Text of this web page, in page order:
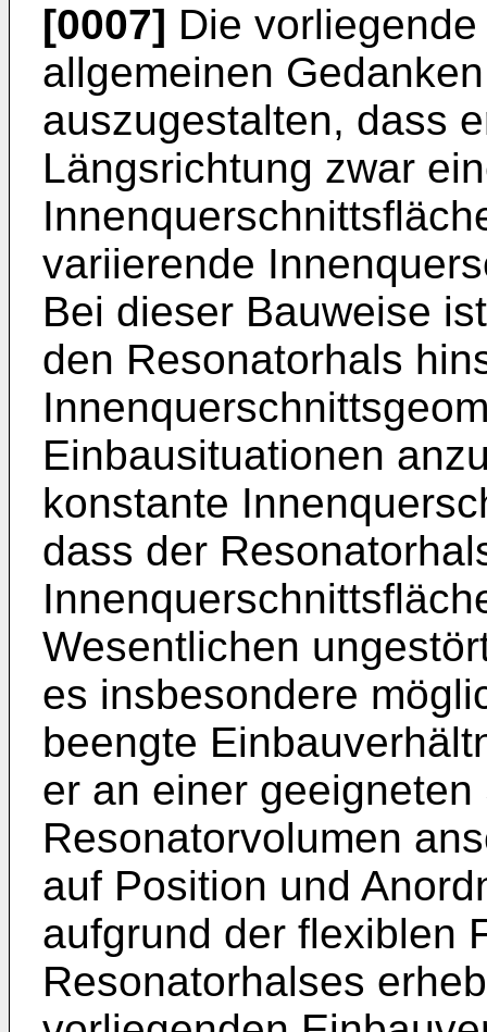
[0007] Die
allgemeinen
auszugestalten, dass
Längsrichtung zwar
variierende
Bei dieser Bauweise
den Resonatorhals
Einbausituationen
konstante
dass der
Wesentlichen
es insbesondere
beengte
er an einer
Resonatorvolumen
auf Position und
aufgrund der flexiblen
Resonatorhalses